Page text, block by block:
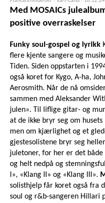
Med MOSAICs
positive overraskelser
Funky soul-gospel og lyrikk
flere kjente sangere og
Tiden. Siden oppstarten i
også koret for Kygo, A-ha,
Aerosmith. Når de nå
sammen med Aleksander
julen». Til liflige gitar- og
at de ikke bryr seg om
men om kjærlighet og et
gjestesolistene bryr seg
juletoner, for her er det
og helt nedpå og
I», «Klang II» og «Klang III».
solisthjelp får koret også fra
soul og r&b-sangeren Hillari